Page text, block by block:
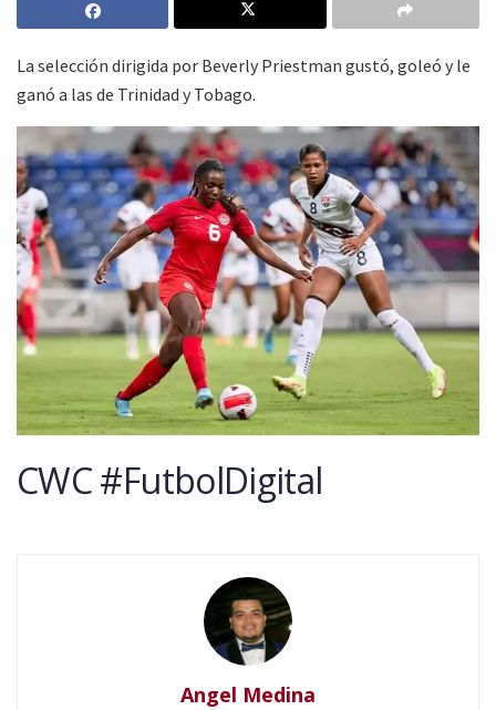
La selección dirigida por Beverly Priestman gustó, goleó y le
ganó a las de Trinidad y Tobago.
CWC #FutbolDigital
Angel Medina